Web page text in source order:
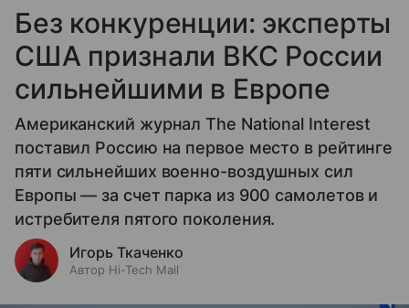
Без конкуренции: эксперты
США признали ВКС России
сильнейшими в Европе
Американский журнал The National Interest
поставил Россию на первое место в рейтинге
пяти сильнейших военно-воздушных сил
Европы — за счет парка из 900 самолетов и
истребителя пятого поколения.
Игорь Ткаченко
Автор Hi-Tech Mail